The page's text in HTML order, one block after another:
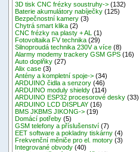
3D tisk CNC frézky soustruhy-> (132)
Baterie akumulátory nabíječky (125)
Bezpečnostní kamery (3)
Chytrá smart klika (2)
CNC frézky na plasty + AL
(1)
Fotovoltaika FV technika (29)
Silnoproudá technika 230V a více (8)
Alarmy modemy trackery GSM GPS (16)
Auto doplňky (27)
Alix case (3)
Antény a kompletní spoje-> (34)
ARDUINO čidla a senzory (46)
ARDUINO moduly shieldy (114)
ARDUINO ESP32 procesorové desky (33)
ARDUINO LCD DISPLAY (16)
BMS JKBMS JIKONG-> (19)
Domácí potřeby (5)
GSM telefony a příslušenství (7)
EET software a pokladny tiskárny (4)
Frekvenční měniče pro el. motory (3)
Integrované obvody (40)